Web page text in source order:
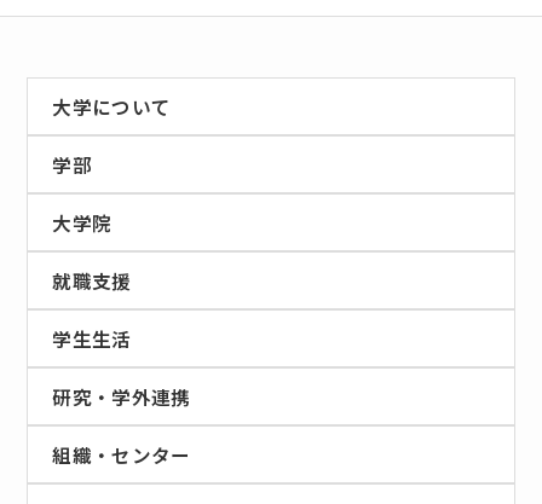
大学について
学部
大学院
就職支援
学生生活
研究・学外連携
組織・センター